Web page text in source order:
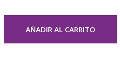
AÑADIR AL CARRITO